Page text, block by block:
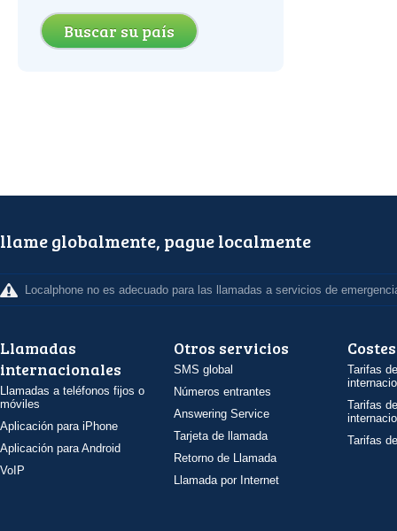
Buscar su país
llame globalmente, pague localmente
Localphone no es adecuado para las llamadas a servicios de
Llamadas
internacionales
Llamadas a teléfonos fijos o
móviles
Aplicación para iPhone
Aplicación para Android
VoIP
Otros servicios
SMS global
Números entrantes
Answering Service
Tarjeta de llamada
Retorno de Llamada
Llamada por Internet
Costes
Tarifas
Tarifas
Tarifas